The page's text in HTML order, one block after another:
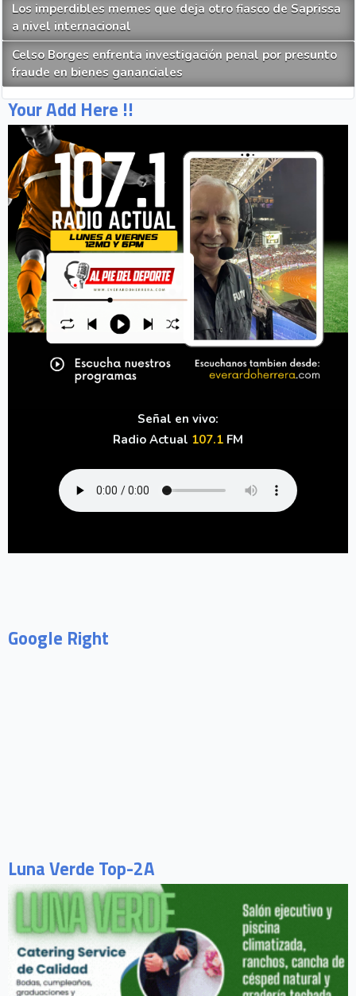
Los imperdibles memes que deja otro fiasco de Saprissa
a nivel internacional
Celso Borges enfrenta investigación penal por presunto
fraude en bienes gananciales
Your Add Here !!
Señal en vivo:
Radio Actual 107.1 FM
Google Right
Luna Verde Top-2A